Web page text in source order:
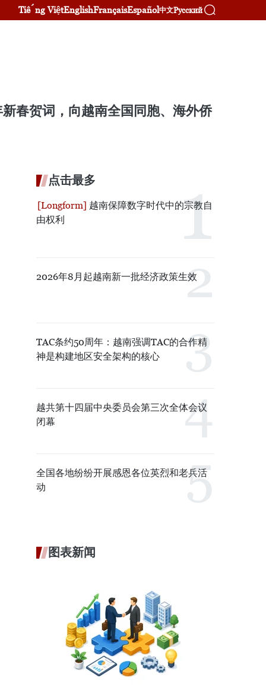
Tiếng ViệtEnglishFrançaisEspañol中文Русский
春贺词，向越南全国同胞、海外侨
点击最多
越南保障数字时代中的宗教自
由权利
2026年8月起越南新一批经济政策生效
TAC条约50周年：越南强调TAC的合作精
神是构建地区安全架构的核心
越共第十四届中央委员会第三次全体会议
闭幕
全国各地纷纷开展感恩各位英烈和老兵活
动
图表新闻